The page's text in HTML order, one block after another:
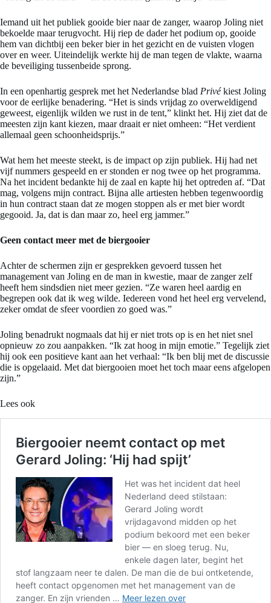
Iemand uit het publiek gooide bier naar de zanger, waarop Joling niet
bekoelde maar terugvocht. Hij riep de dader het podium op, gooide
hem van dichtbij een beker bier in het gezicht en de vuisten vlogen
over en weer. Uiteindelijk werkte hij de man tegen de vlakte, waarna
de beveiliging tussenbeide sprong.
In een openhartig gesprek met het Nederlandse blad Privékiest Joling
voor de eerlijke benadering. “Het is sinds vrijdag zo overweldigend
geweest, eigenlijk wilden we rust in de tent,” klinkt het. Hij ziet dat de
meesten zijn kant kiezen, maar draait er niet omheen: “Het verdient
allemaal geen schoonheidsprijs.”
Wat hem het meeste steekt, is de impact op zijn publiek. Hij had net
vijf nummers gespeeld en er stonden er nog twee op het programma.
Na het incident bedankte hij de zaal en kapte hij het optreden af. “Dat
mag, volgens mijn contract. Bijna alle artiesten hebben tegenwoordig
in hun contract staan dat ze mogen stoppen als er met bier wordt
gegooid. Ja, dat is dan maar zo, heel erg jammer.”
Geen contact meer met de biergooier
Achter de schermen zijn er gesprekken gevoerd tussen het
management van Joling en de man in kwestie, maar de zanger zelf
heeft hem sindsdien niet meer gezien. “Ze waren heel aardig en
begrepen ook dat ik weg wilde. Iedereen vond het heel erg vervelend,
zeker omdat de sfeer voordien zo goed was.”
Joling benadrukt nogmaals dat hij er niet trots op is en het niet snel
opnieuw zo zou aanpakken. “Ik zat hoog in mijn emotie.” Tegelijk ziet
hij ook een positieve kant aan het verhaal: “Ik ben blij met de discussie
die is opgelaaid. Met dat biergooien moet het toch maar eens afgelopen
zijn.”
Lees ook